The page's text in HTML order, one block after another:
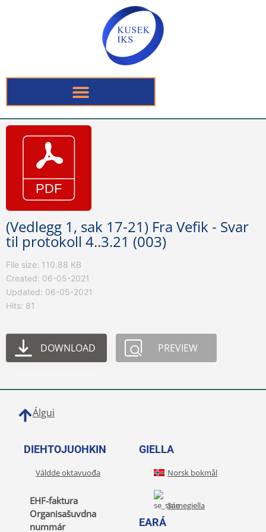
(Vedlegg 1, sak 17-21) Fra Vefik - Svar
til protokoll 4..3.21 (003)
File size: 110.88 KB
Created: 06-05-2021
Updated: 06-05-2021
Hits: 81
DOWNLOAD PREVIEW
Álgui
DIEHTOJUOHKIN
Váldde oktavuođa
EHF-faktura
Organisašuvdna
nummár
GIELLA
Norsk bokmål
Sámegiella
EARÁ